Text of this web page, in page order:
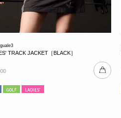
TRACK JACKET［BLACK］
GOLF LADIES'